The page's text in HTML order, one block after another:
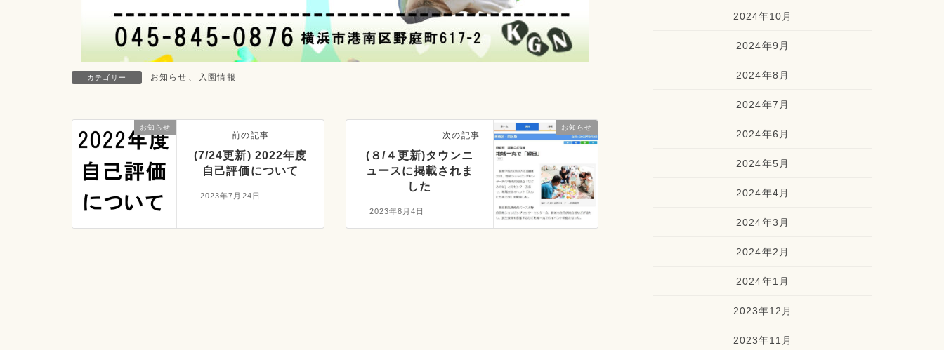
カテゴリー お知らせ 、 入園情報
お知らせ
前の記事
(7/24更新) 2022年度
自己評価について
2023年7月24日
お知らせ
次の記事
(８/４更新)タウンニ
ュースに掲載されま
した
2023年8月4日
2024年10月
2024年9月
2024年8月
2024年7月
2024年6月
2024年5月
2024年4月
2024年3月
2024年2月
2024年1月
2023年12月
2023年11月